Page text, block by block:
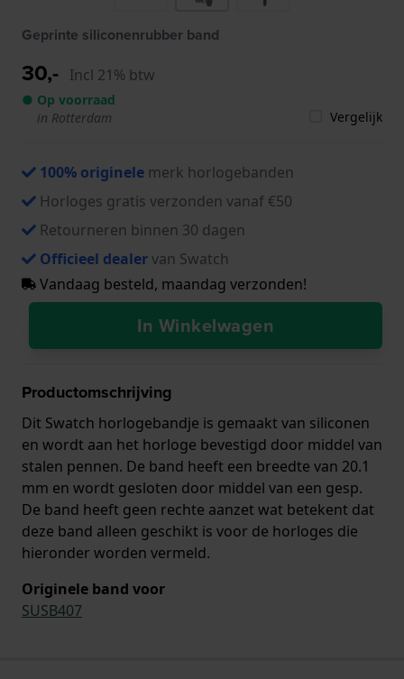
Geprinte siliconenrubber band
30,- Incl 21% btw
● Op voorraad
in Rotterdam
Vergelijk
100% originele merk horlogebanden
Horloges gratis verzonden vanaf €50
Retourneren binnen 30 dagen
Officieel dealervan Swatch
Vandaag besteld, maandag verzonden!
In Winkelwagen
Productomschrijving
Dit Swatch horlogebandje is gemaakt van siliconen
en wordt aan het horloge bevestigd door middel van
stalen pennen. De band heeft een breedte van 20.1
mm en wordt gesloten door middel van een gesp.
De band heeft geen rechte aanzet wat betekent dat
deze band alleen geschikt is voor de horloges die
hieronder worden vermeld.
Originele band voor
SUSB407